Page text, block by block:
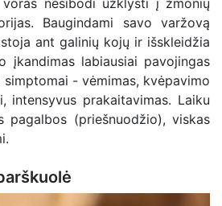
Baugindami savo varžovą
ant galinių kojų ir išskleidžia
įkandimas labiausiai pavojingas
- vėmimas, kvėpavimo
intensyvus prakaitavimas. Laiku
pagalbos (priešnuodžio), viskas